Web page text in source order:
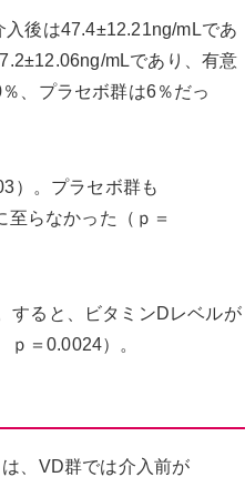
後は47.4±12.21ng/mLであ
mLであり、有意
、プラセボ群は6％だっ
）。プラセボ群も
らなかった（ｐ＝
すると、ビタミンDレベルが
＝0.0024）。
、VD群では介入前が